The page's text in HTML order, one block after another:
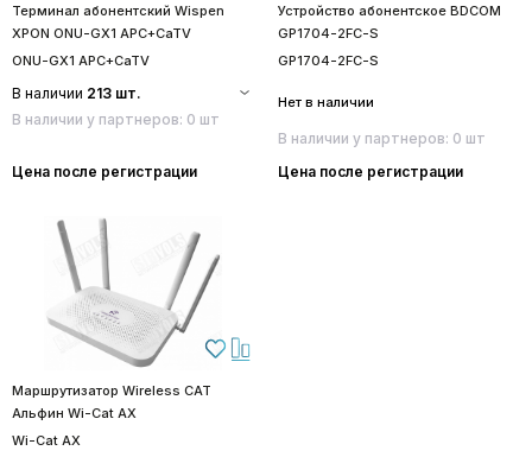
Терминал абонентский Wispen
XPON ONU-GX1 APC+CaTV
ONU-GX1 APC+CaTV
В наличии 213 шт.
В наличии у партнеров: 0 шт
Цена после регистрации
Устройство абонентское BDCOM
GP1704-2FC-S
GP1704-2FC-S
Нет в наличии
В наличии у партнеров: 0 шт
Цена после регистрации
Маршрутизатор Wireless CAT
Альфин Wi-Cat AX
Wi-Cat AX